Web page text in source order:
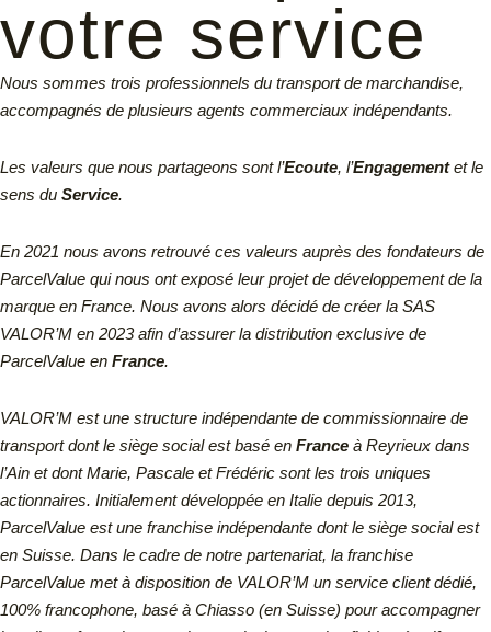
votre service
Nous sommes trois professionnels du transport de marchandise,
accompagnés de plusieurs agents commerciaux indépendants.
Les valeurs que nous partageons sont l’Ecoute, l’Engagementet le
sens du Service.
En 2021 nous avons retrouvé ces valeurs auprès des fondateurs de
ParcelValue qui nous ont exposé leur projet de développement de la
marque en France. Nous avons alors décidé de créer la SAS
VALOR’M en 2023 afin d’assurer la distribution exclusive de
ParcelValue en France.
VALOR’M est une structure indépendante de commissionnaire de
transport dont le siège social est basé en France à Reyrieux dans
l’Ain et dont Marie, Pascale et Frédéric sont les trois uniques
actionnaires. Initialement développée en Italie depuis 2013,
ParcelValue est une franchise indépendante dont le siège social est
en Suisse. Dans le cadre de notre partenariat, la franchise
ParcelValue met à disposition de VALOR’M un service client dédié,
100% francophone, basé à Chiasso (en Suisse) pour accompagner